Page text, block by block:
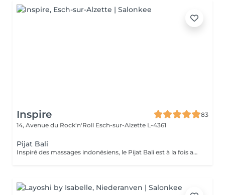
Inspire
83
14, Avenue du Rock'n'Roll Esch-sur-Alzette L-4361
Pijat Bali
Inspiré des massages indonésiens, le Pijat Bali est à la fois apaisant et vivifiant. Les manuvres profondes sollicitent tissus et muscles pour une détente absolue.